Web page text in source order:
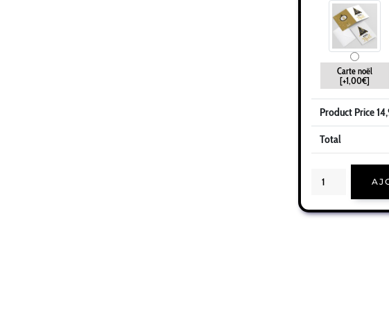
Carte noël
[+1,00€]
Product Price
Total
|
Idée